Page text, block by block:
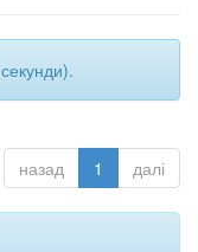
назад 1 далі